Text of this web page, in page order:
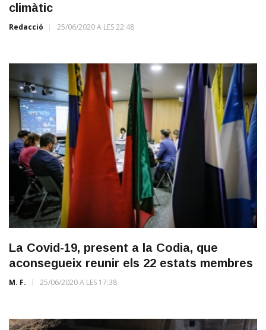
climàtic
Redacció 25/06/2020 A LES 22:48
La Covid-19, present a la Codia, que
aconsegueix reunir els 22 estats membres
M. F. 25/06/2020 A LES 17:38